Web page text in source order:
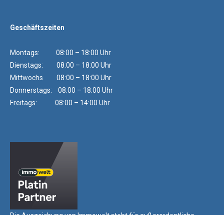
Geschäftszeiten
Montags: 08:00 – 18:00 Uhr
Dienstags: 08:00 – 18:00 Uhr
Mittwochs 08:00 – 18:00 Uhr
Donnerstags: 08:00 – 18:00 Uhr
Freitags: 08:00 – 14:00 Uhr